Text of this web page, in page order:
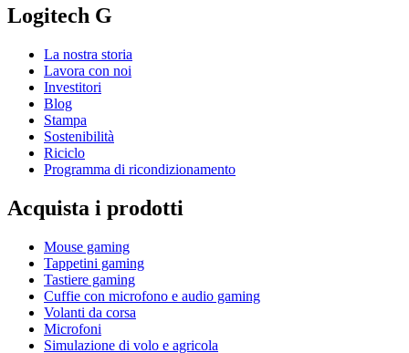
Logitech G
La nostra storia
Lavora con noi
Investitori
Blog
Stampa
Sostenibilità
Riciclo
Programma di ricondizionamento
Acquista i prodotti
Mouse gaming
Tappetini gaming
Tastiere gaming
Cuffie con microfono e audio gaming
Volanti da corsa
Microfoni
Simulazione di volo e agricola